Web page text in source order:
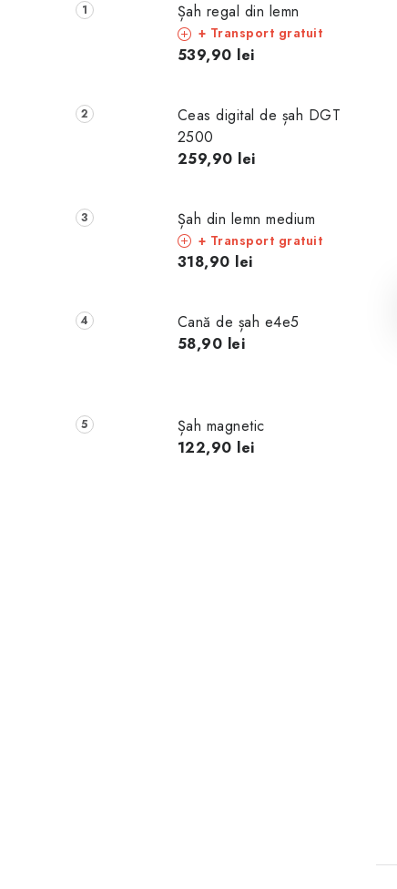
Șah regal din lemn
+ Transport gratuit
539,90 lei
Ceas digital de șah DGT
2500
259,90 lei
Șah din lemn medium
+ Transport gratuit
318,90 lei
Cană de șah e4e5
58,90 lei
Șah magnetic
122,90 lei